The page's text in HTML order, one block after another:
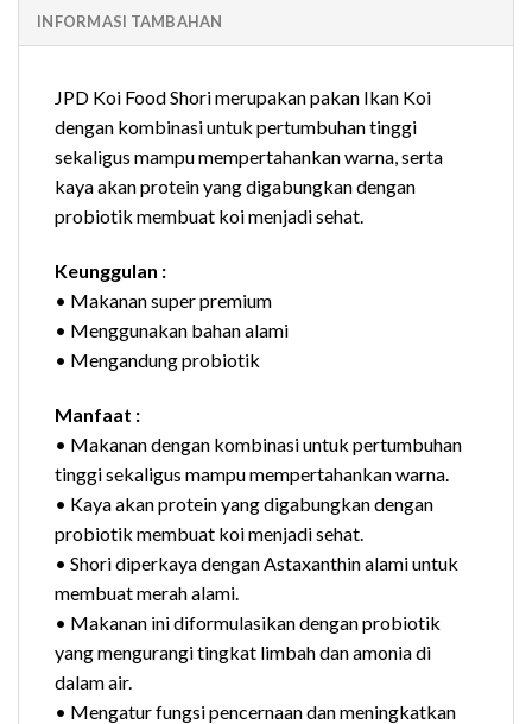
INFORMASI TAMBAHAN
JPD Koi Food Shori merupakan pakan Ikan Koi
dengan kombinasi untuk pertumbuhan tinggi
sekaligus mampu mempertahankan warna, serta
kaya akan protein yang digabungkan dengan
probiotik membuat koi menjadi sehat.
Keunggulan :
• Makanan super premium
• Menggunakan bahan alami
• Mengandung probiotik
Manfaat :
• Makanan dengan kombinasi untuk pertumbuhan
tinggi sekaligus mampu mempertahankan warna.
• Kaya akan protein yang digabungkan dengan
probiotik membuat koi menjadi sehat.
• Shori diperkaya dengan Astaxanthin alami untuk
membuat merah alami.
• Makanan ini diformulasikan dengan probiotik
yang mengurangi tingkat limbah dan amonia di
dalam air.
• Mengatur fungsi pencernaan dan meningkatkan